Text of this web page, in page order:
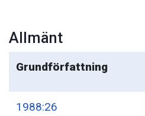
Allmänt
Grundförfattning
1988:26